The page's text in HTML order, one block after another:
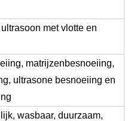
met vlotte en
matrijzenbesnoeiing,
ultrasone besnoeiing en
wasbaar, duurzaam,